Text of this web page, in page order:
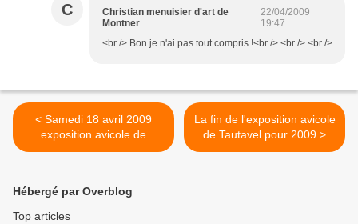
C
Christian menuisier d'art de
Montner
22/04/2009
19:47
<br /> Bon je n'ai pas tout compris !<br /> <br /> <br />
< Samedi 18 avril 2009
exposition avicole de
Tautavel
La fin de l'exposition avicole
de Tautavel pour 2009 >
Hébergé par Overblog
Top articles